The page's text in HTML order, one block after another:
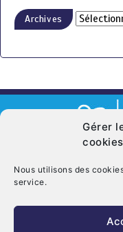
Gérer
cookies
Nous utilisons des
service.
Archives
Qui sommes nous ?